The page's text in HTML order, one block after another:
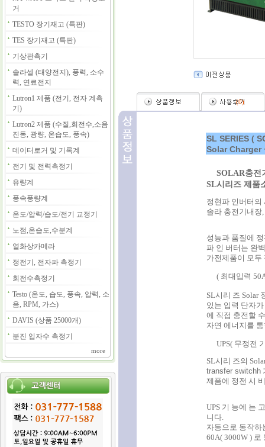
거
TESTO 장기재고 (특판)
TES 장기재고 (특판)
기상관측기
솔라셀 (태양전지), 풍력, 소수
력, 연료전지
Lutron1 제품 (전기, 전자 계측
기)
Lutron2 제품 (수질,회전수,소음
진동, 광량, 온습도, 풍속)
데이터로거 및 기록계
전기 및 전력측정기
유량계
풍속풍량계
온도/압력/습도/전기 교정기
노점,온습도,수분계
열화상카메라
정전기, 전자파 측정기
회전수측정기
Testo (온도, 습도, 풍속, 압력, 소
음, RPM, 가스)
DAVIS (상품 25000개)
분진 입자수 측정기
more
(0)
SL SERIES (
Solar Charger
SOLAR충전
SL시리즈 제품
정현파 인버터의
솔라 충전기내장
성능과 품질에
파 인 버터는 완
가전제품이 모두
( 최대입력
SL시리 즈 Solar
있는 입력 단자
에 직접 충전할
자연 에너지를
UPS( 무정전
SL시리 즈의
transfer switchh
제품에 정전 시
UPS 기 능에 는
니다.
자동으로 동작하
60A( 3000W ) 로